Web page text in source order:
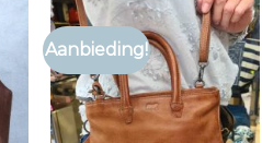
Aanbieding!